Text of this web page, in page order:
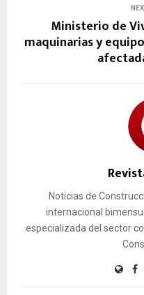
Ministerio de
maquinarias y
Noticias de
internacional
especializada del sector